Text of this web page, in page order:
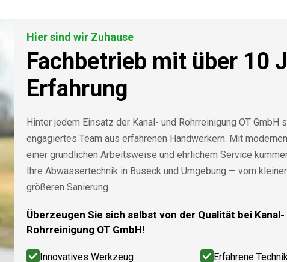
Hier sind wir Zuhause
Fachbetrieb mit über 10
Erfahrung
Hinter jedem Einsatz der Kanal- und Rohrreinigung OT GmbH
engagiertes Team aus erfahrenen Handwerkern. Mit
einer gründlichen Arbeitsweise und ehrlichem Service
Ihre Abwassertechnik in Buseck und Umgebung — vom
größeren Sanierung.
Überzeugen Sie sich selbst von der Qualität bei Kanal-
Rohrreinigung OT GmbH!
Innovatives Werkzeug Erfahrene